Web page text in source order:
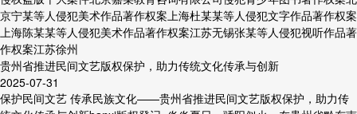
京宁某等人侵犯美术作品著作权案上海杜某某等人侵犯文字作品著作权案
上海陈某某等人侵犯美术作品著作权案江苏无锡张某等人侵犯视听作品著
作权案江苏徐州
贵州省推进民间文艺版权保护，助力传统文化传承与创新
2025-07-31
保护民间文艺 传承民族文化——贵州省推进民间文艺版权保护，助力传